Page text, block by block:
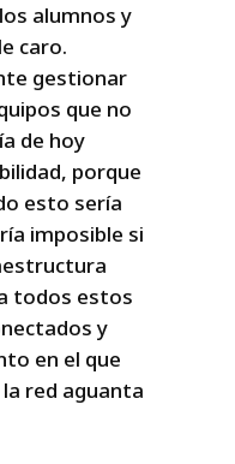
alumnos y
caro.
gestionar
que no
de hoy
porque
esto sería
imposible si
todos estos
y
en el que
red aguanta